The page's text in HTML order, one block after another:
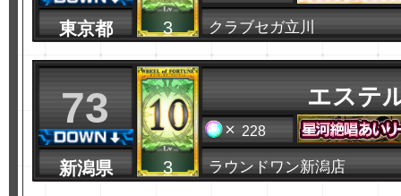
東京都 3 クラブセガ立川
73
新潟県 3
エステ
228
ラウンドワン新潟店